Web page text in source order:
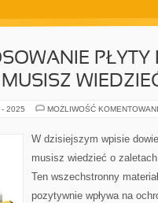
PŁYTY
- 2025 MOŻLIWOŚĆ
W dzisiejszym wpisie
musisz wiedzieć o
Ten wszechstronny
pozytywnie wpływa na